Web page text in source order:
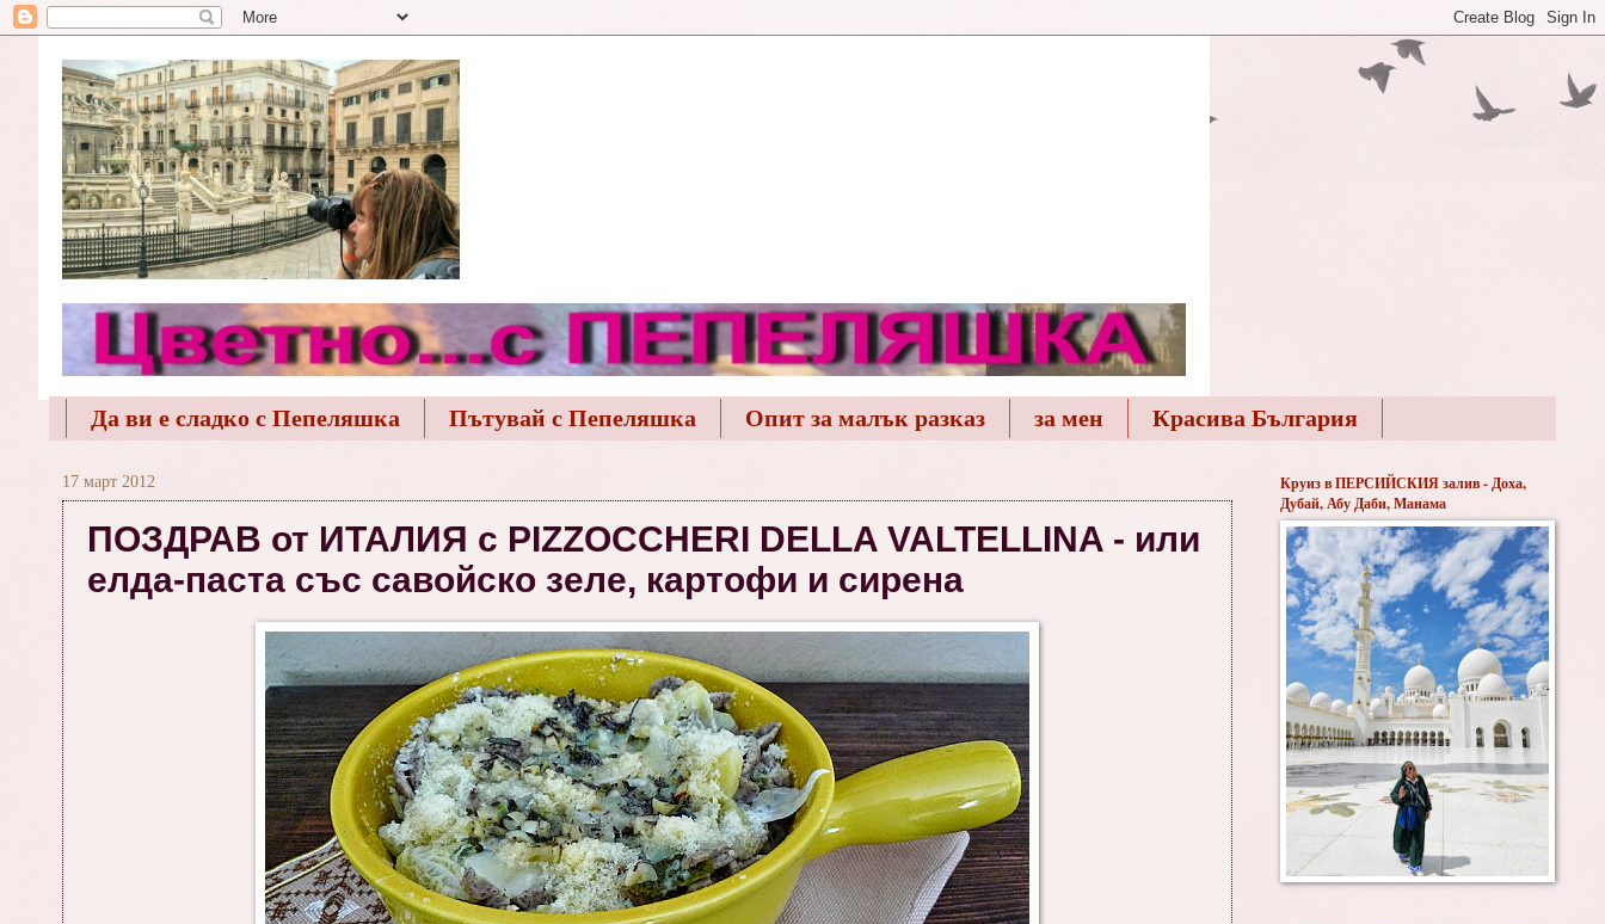
Да ви е сладко с Пепеляшка Пътувай с Пепеляшка Опит за малък разказ за мен Красива България
17 март 2012
ПОЗДРАВ от ИТАЛИЯ с PIZZOCCHERI DELLA VALTELLINA - или
елда-паста със савойско зеле, картофи и сирена
Круиз в ПЕРСИЙСКИЯ залив - Доха,
Дубай, Абу Даби, Манама